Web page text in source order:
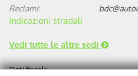
Reclami:
Indicazioni stradali
Vedi tutte le altre sedi
Dati fiscali: